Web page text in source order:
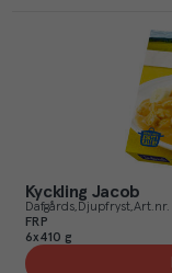
Kyckling Jacob
Dafgårds Djupfryst Art.nr.
FRP
6x410 g